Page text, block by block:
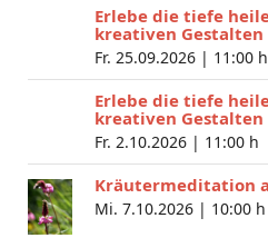
Erlebe die tiefe
kreativen Gestalten
Fr. 25.09.2026 | 11:00 h
Erlebe die tiefe
kreativen Gestalten
Fr. 2.10.2026 | 11:00 h
Kräutermeditation
Mi. 7.10.2026 | 10:00 h